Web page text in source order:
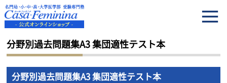
HOME 分野別過去問題集A3 集団適性テスト本
分野別過去問題集A3 集団適性テスト本
分野別過去問題集A3 集団適性テスト本